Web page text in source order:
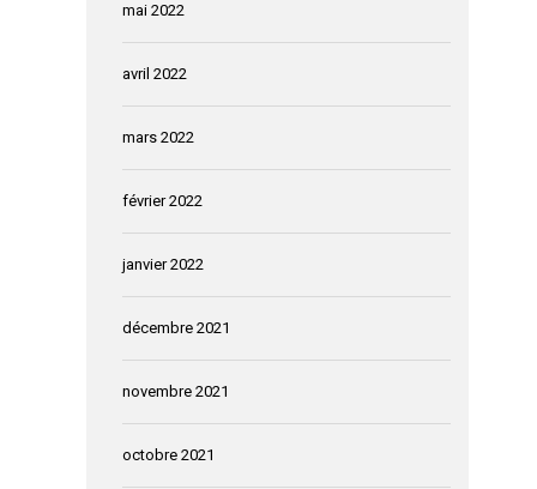
mai 2022
avril 2022
mars 2022
février 2022
janvier 2022
décembre 2021
novembre 2021
octobre 2021